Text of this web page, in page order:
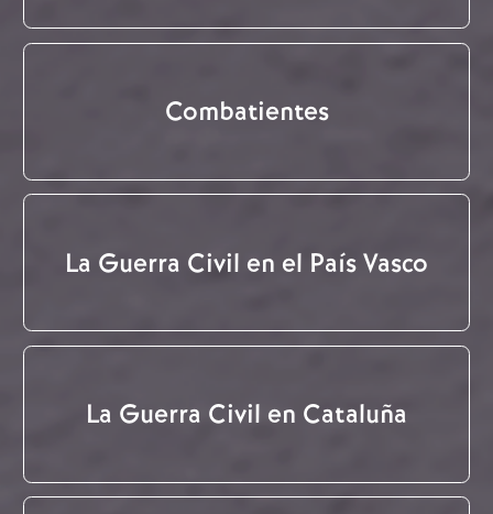
Combatientes
La Guerra Civil en el País Vasco
La Guerra Civil en Cataluña